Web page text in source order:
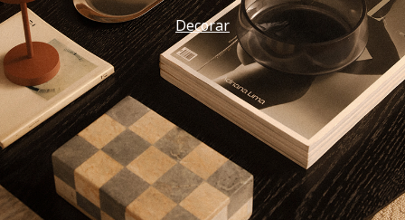
Decorar